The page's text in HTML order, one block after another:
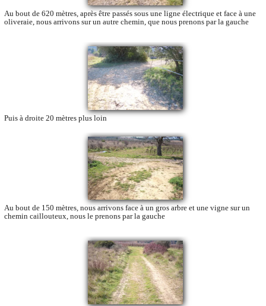
Au bout de 620 mètres, après être passés sous une ligne électrique et face à une
oliveraie, nous arrivons sur un autre chemin, que nous prenons par la gauche
Puis à droite 20 mètres plus loin
Au bout de 150 mètres, nous arrivons face à un gros arbre et une vigne sur un
chemin caillouteux, nous le prenons par la gauche